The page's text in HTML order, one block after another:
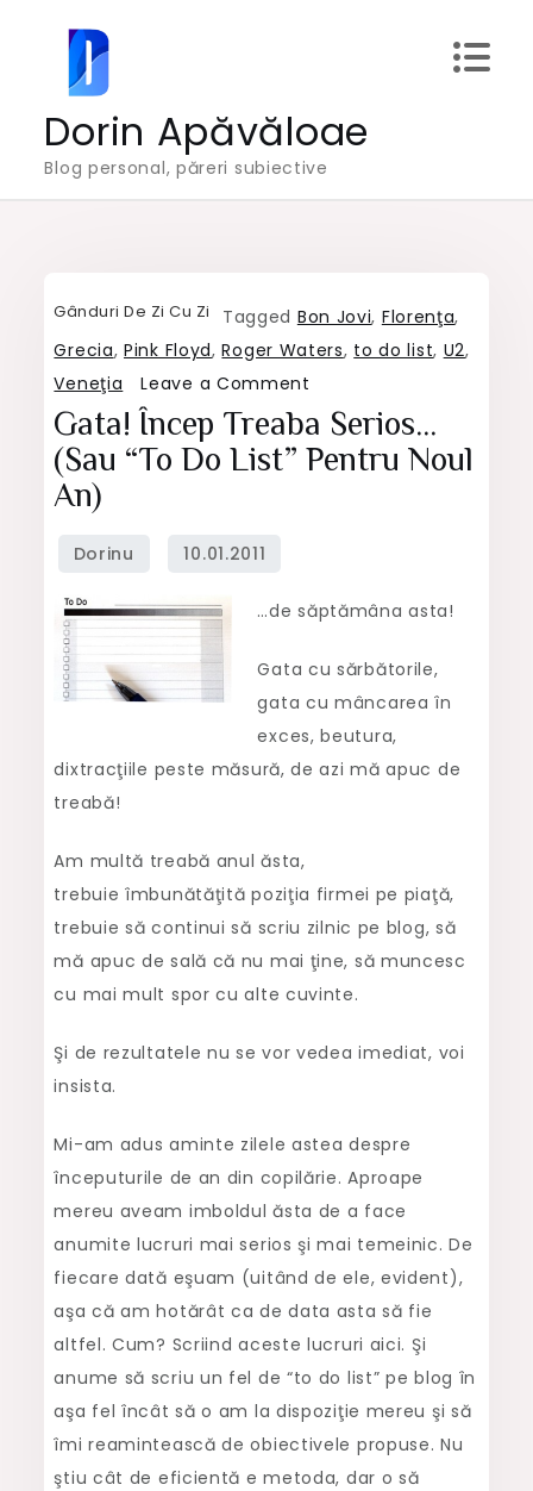
content
Dorin Apăvăloae
Blog personal, păreri subiective
Gânduri De Zi Cu Zi Tagged Bon Jovi, Florenţa,
Grecia,Pink Floyd,Roger Waters, to do list, U2,
Veneţia
Leave a Comment
Gata!
Încep
do
pentru
noul
an)
Gata! Încep Treaba Serios…
(sau “to Do List” Pentru Noul
An)
…de săptămâna asta!
Gata cu sărbătorile,
gata cu mâncarea în
exces, beutura,
dixtracţiile peste măsură, de azi mă apuc de
treabă!
Am multă treabă anul ăsta,
trebuie îmbunătăţită poziţia firmei pe piaţă,
trebuie să continui să scriu zilnic pe blog, să
mă apuc de sală că nu mai ţine, să muncesc
cu mai mult spor cu alte cuvinte.
Şi de rezultatele nu se vor vedea imediat, voi
insista.
Mi-am adus aminte zilele astea despre
începuturile de an din copilărie. Aproape
mereu aveam imboldul ăsta de a face
anumite lucruri mai serios şi mai temeinic. De
fiecare dată eşuam (uitând de ele, evident),
aşa că am hotărât ca de data asta să fie
altfel. Cum? Scriind aceste lucruri aici. Şi
anume să scriu un fel de “to do list” pe blog în
aşa fel încât să o am la dispoziţie mereu şi să
îmi reamintească de obiectivele propuse. Nu
ştiu cât de eficientă e metoda, dar o să